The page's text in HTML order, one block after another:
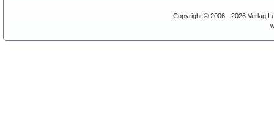
Copyright © 2006 - 2026 Verlag